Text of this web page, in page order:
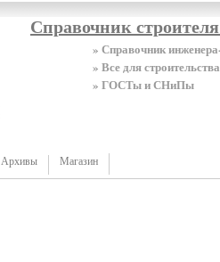
Справочник
» Справочник
» Все для строительства
» ГОСТы и СНиПы
Архивы Магазин